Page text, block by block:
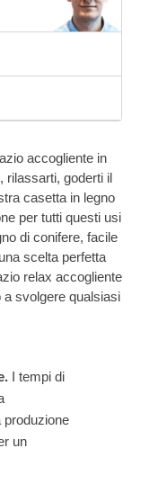
accogliente in
goderti il
casetta in legno
per tutti questi usi
di conifere, facile
scelta perfetta
relax accogliente
a svolgere qualsiasi
I tempi di
produzione
un